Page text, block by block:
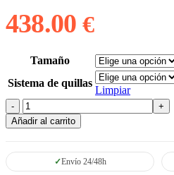
438.00€
Tamaño
Sistema de quillas
Limpiar
Full
and
Cas
cantidad
Añadir al carrito
Envío 24/48h